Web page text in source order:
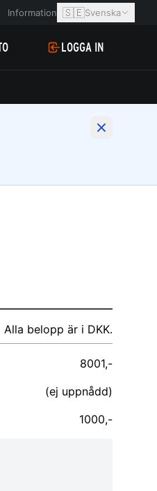
Information 🇸🇪Svenska
LOGGA IN
Alla belopp är i DKK.
8001,-
(ej uppnådd)
1000,-